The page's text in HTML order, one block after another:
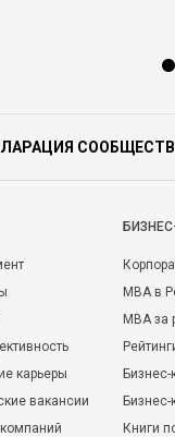
карьеры
вакансии
MBA в
MBA
Бизнес-
Книги